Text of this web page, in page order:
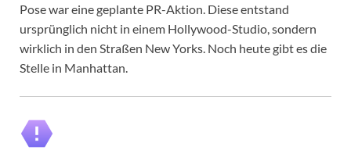
Pose war eine geplante PR-Aktion. Diese entstand
ursprünglich nicht in einem Hollywood-Studio, sondern
wirklich in den Straßen New Yorks. Noch heute gibt es die
Stelle in Manhattan.